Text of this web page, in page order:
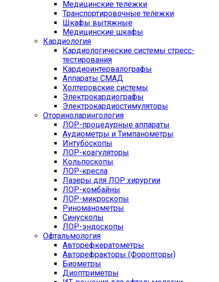
Медицинские тележки
Транспортировочные тележки
Шкафы вытяжные
Медицинские шкафы
Кардиология
Кардиологические системы стресс-
тестирования
Кардиоинтервалографы
Аппараты СМАД
Холтеровские системы
Электрокардиографы
Электрокардиостимуляторы
Оториноларингология
ЛОР-процедурные аппараты
Аудиометры и Тимпанометры
Интубоскопы
ЛОР-коагуляторы
Кольпоскопы
ЛОР-кресла
Лазеры для ЛОР хирургии
ЛОР-комбайны
ЛОР-микроскопы
Риноманометры
Синускопы
ЛОР-эндоскопы
Офтальмология
Авторефкератометры
Авторефракторы (Форопторы)
Биометры
Диоптриметры